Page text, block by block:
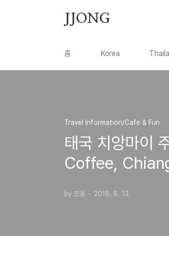
JJONG
홈 Korea
Travel Information/Cafe & Fun
태국 치앙마이
Coffee,
by 쪼옹 2018. 8. 13.